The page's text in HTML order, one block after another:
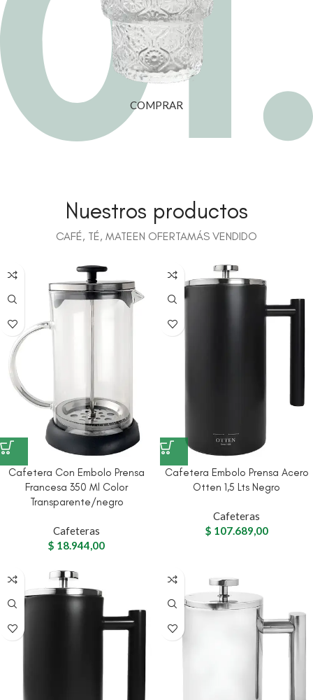
COMPRAR
Nuestros productos
CAFÉ, TÉ, MATEEN OFERTAMÁS VENDIDO
Cafetera Con Embolo Prensa
Francesa 350 Ml Color
Transparente/negro
Cafeteras
$ 18.944,00
Cafetera Embolo Prensa Acero
Otten 1,5 Lts Negro
Cafeteras
$ 107.689,00